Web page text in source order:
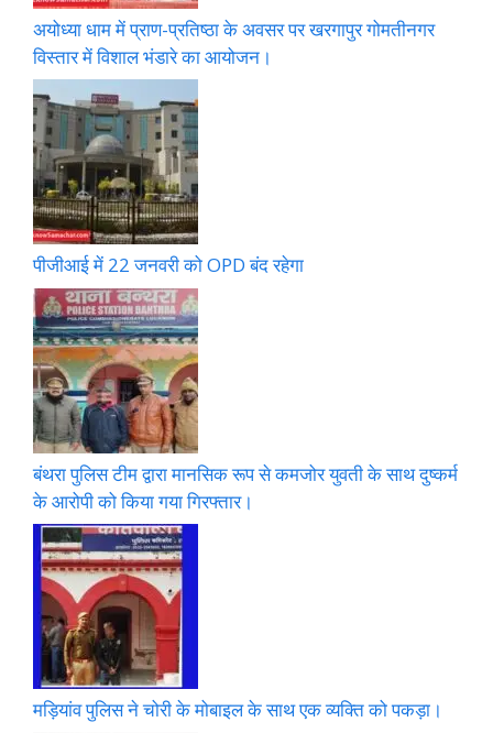
अयोध्या धाम में प्राण-प्रतिष्ठा के अवसर पर खरगापुर गोमतीनगर
विस्तार में विशाल भंडारे का आयोजन।
पीजीआई में 22 जनवरी को OPD बंद रहेगा
बंथरा पुलिस टीम द्वारा मानसिक रूप से कमजोर युवती के साथ दुष्कर्म
के आरोपी को किया गया गिरफ्तार।
मड़ियांव पुलिस ने चोरी के मोबाइल के साथ एक व्यक्ति को पकड़ा।